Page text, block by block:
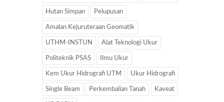
Hutan Simpan Pelupusan
Amalan Kejuruteraan Geomatik
UTHM-INSTUN Alat Teknologi Ukur
Politeknik PSAS Ilmu Ukur
Kem Ukur Hidrografi UTM Ukur Hidrografi
Single Beam Perkembalian Tanah Kaveat